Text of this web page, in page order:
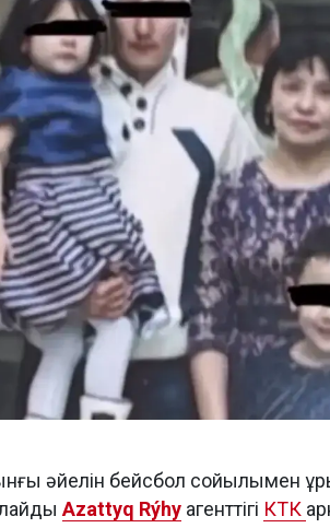
әйелін бейсбол сойылымен
Azattyq Rýhy агенттігі КТК